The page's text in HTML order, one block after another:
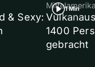
& Sexy:
1 Min
1400
gebracht